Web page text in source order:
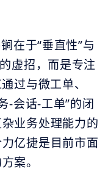
在于“垂直性”与
虚招，而是专注
过与微工单、
-会话-工单”的闭
业务处理能力的
亿捷是目前市面
案。